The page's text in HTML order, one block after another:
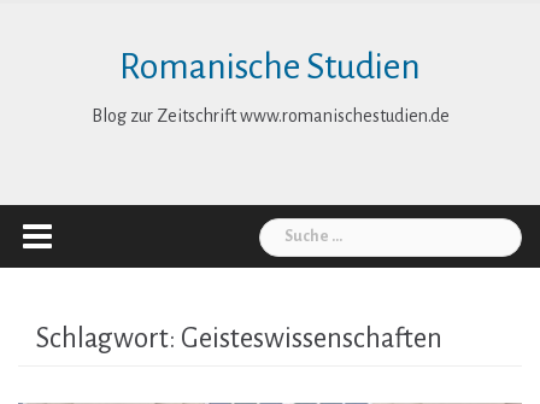
Romanische Studien
Blog zur Zeitschrift www.romanischestudien.de
Suche
nach:
Schlagwort: Geisteswissenschaften